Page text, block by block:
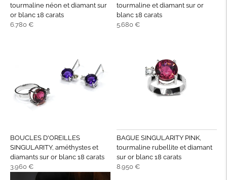
tourmaline néon et diamant sur
or blanc 18 carats
Prix
6.780 €
tourmaline et diamant sur or
blanc 18 carats
Prix
5.680 €
BOUCLES D'OREILLES
SINGULARITY, améthystes et
diamants sur or blanc 18 carats
Prix
3.960 €
BAGUE SINGULARITY PINK,
tourmaline rubellite et diamant
sur or blanc 18 carats
Prix
8.950 €